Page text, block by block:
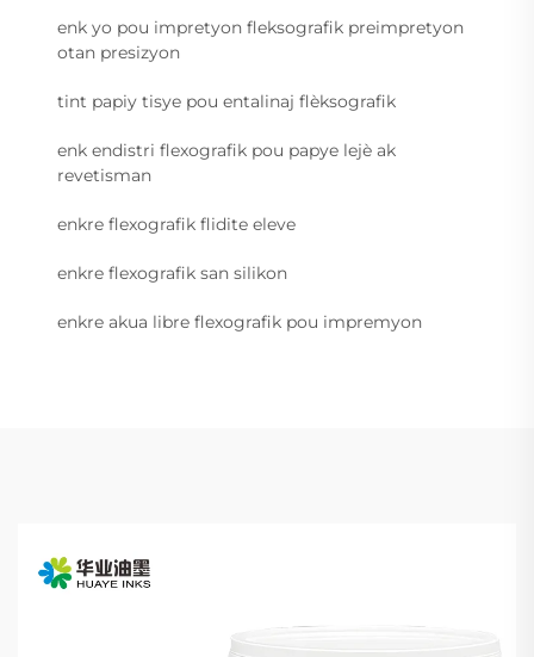
enk yo pou impretyon fleksografik preimpretyon
otan presizyon
tint papiy tisye pou entalinaj flèksografik
enk endistri flexografik pou papye lejè ak
revetisman
enkre flexografik flidite eleve
enkre flexografik san silikon
enkre akua libre flexografik pou impremyon